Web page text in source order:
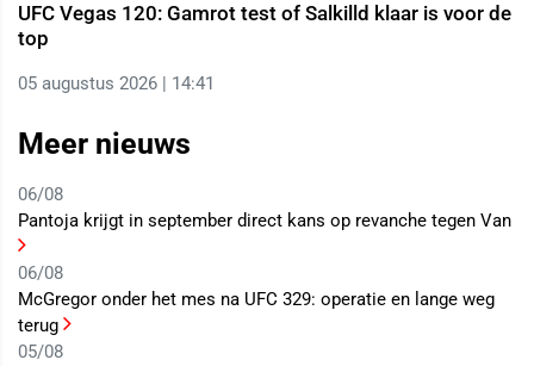
UFC Vegas 120: Gamrot test of Salkilld klaar is voor de
top
05 augustus 2026 | 14:41
Meer nieuws
06/08
Pantoja krijgt in september direct kans op revanche tegen Van
06/08
McGregor onder het mes na UFC 329: operatie en lange weg
terug
05/08